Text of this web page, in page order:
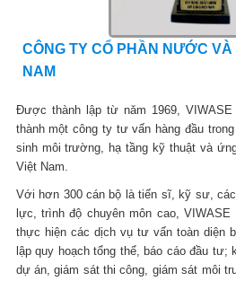
CÔNG TY CỔ PHẦN NƯỚC
NAM
Được thành lập từ năm 1969,
thành một công ty tư vấn hàng đầu
sinh môi trường, hạ tầng kỹ thuật và
Việt Nam.
Với hơn 300 cán bộ là tiến sĩ, kỹ sư,
lực, trình độ chuyên môn cao,
thực hiện các dịch vụ tư vấn toàn diện
lập quy hoạch tổng thể, báo cáo đầu tư;
dự án, giám sát thi công, giám sát môi